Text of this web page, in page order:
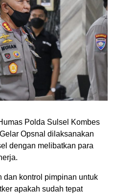
Polda Sulsel Kombes
Opsnal dilaksanakan
dengan melibatkan para
dan kontrol pimpinan untuk
apakah sudah tepat